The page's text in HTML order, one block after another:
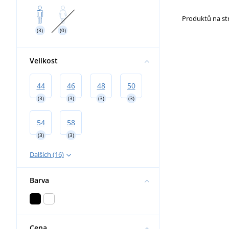
Dielektrické
Práce ve výškách
Nákoleníky
(3) (0)
Velikost
44
(3)
46
(3)
48
(3)
50
(3)
54
(3)
58
(3)
Dalších (16)
Barva
Produktů na